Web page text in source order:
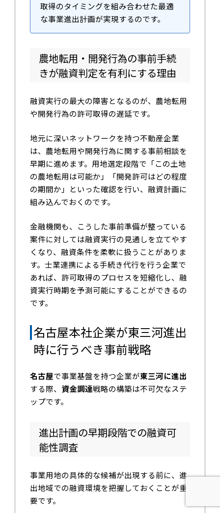
取得のタイミングを組み合わせた最適
な事業進出計画が実現するのです。
農地転用・開発行為の事前手続
きが融資判定を有利にする理由
融資実行の最大の障害となるのが、農地転用
や開発行為の許可取得の遅延です。
地元に深いネットワークを持つ不動産企業
は、農地転用や開発行為に関する事前相談を
早期に進めます。用地選定段階で「この土地
の農地転用は可能か」「開発許可はどの程度
の期間か」といった確認を行い、融資計画に
組み込んでおくのです。
金融機関も、こうした事前準備が整っている
案件に対しては融資実行の見通しを立てやす
くなり、融資条件を柔軟に扱うことがありま
す。士業連携による手続き代行を行う企業で
あれば、許可取得のプロセスを短縮化し、融
資実行時期を予測可能にすることができるの
です。
名古屋本社企業が東三河進出
時に行うべき事前戦略
名古屋で事業基盤を持つ企業が東三河に進出
する際、 資金調達戦略の構築は不可欠なステ
ップです。
進出計画の早期段階での融資可
能性調査
事業用地の具体的な候補が出現する前に、進
出地域での融資環境を把握しておくことが重
要です。